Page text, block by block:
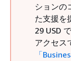
ションの
た支援を
29 USD
アクセス
「